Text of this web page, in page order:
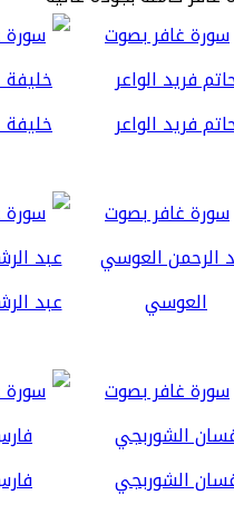
فريد الواعر
العوسي عبد
الشوربجي